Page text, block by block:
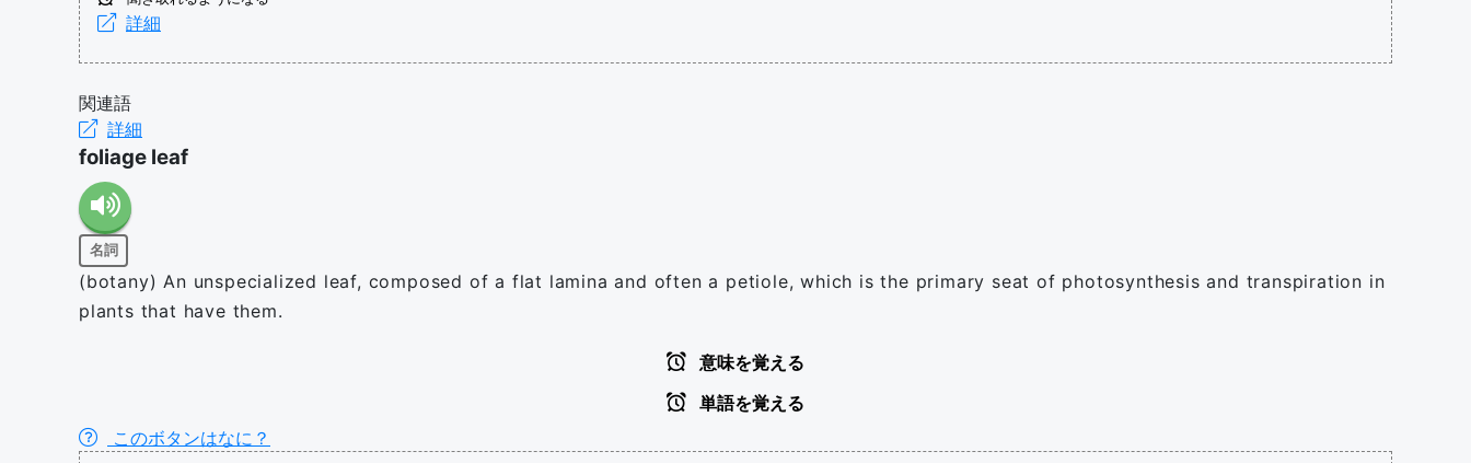
詳細
関連語
詳細
foliage leaf
名詞
(botany) An unspecialized leaf, composed of a flat lamina and often a petiole, which is the primary seat of photosynthesis and transpiration in
plants that have them.
意味を覚える
単語を覚える
このボタンはなに？